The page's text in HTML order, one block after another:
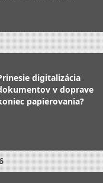
digitalizácia
v doprave
papierovania?